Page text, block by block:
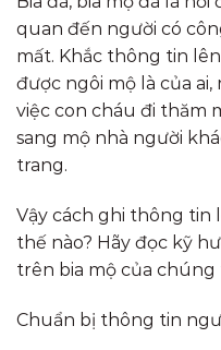
quan đến người có
mất. Khắc thông tin
được ngôi mộ là của
việc con cháu đi thăm
sang mộ nhà người
trang.
Vậy cách ghi thông
thế nào? Hãy đọc kỹ
trên bia mộ của chúng
Chuẩn bị thông tin